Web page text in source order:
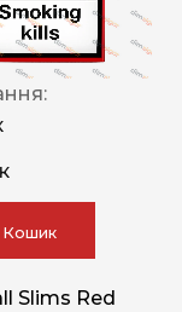
Slims Red